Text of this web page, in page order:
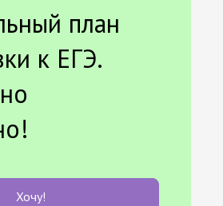
план
к ЕГЭ.
Хочу!